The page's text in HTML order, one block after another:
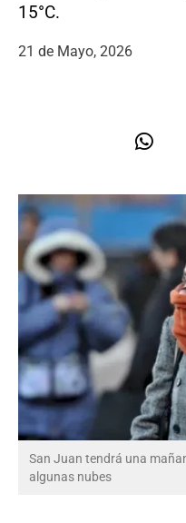
15°C.
21 de Mayo, 2026
San Juan tendrá una
algunas nubes